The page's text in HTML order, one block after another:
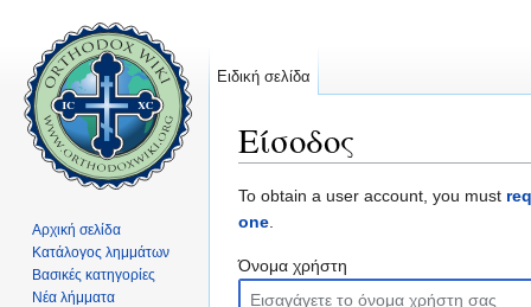
Είσοδος
To obtain a user account, you must
one.
Όνομα χρήστη
Ειδική σελίδα
Αρχική σελίδα
Κατάλογος λημμάτων
Βασικές κατηγορίες
Νέα λήμματα